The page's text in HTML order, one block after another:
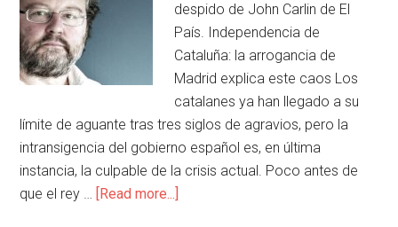
despido de John Carlin de El
País. Independencia de
Cataluña: la arrogancia de
Madrid explica este caos Los
catalanes ya han llegado a su
límite de aguante tras tres siglos de agravios, pero la
intransigencia del gobierno español es, en última
instancia, la culpable de la crisis actual. Poco antes de
que el rey … [Read more...]